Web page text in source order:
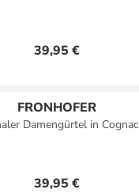
39,95 €
FRONHOFER
Damengürtel in Cognac
39,95 €